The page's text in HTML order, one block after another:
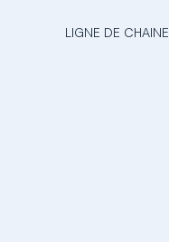
LIGNE DE CHAINE